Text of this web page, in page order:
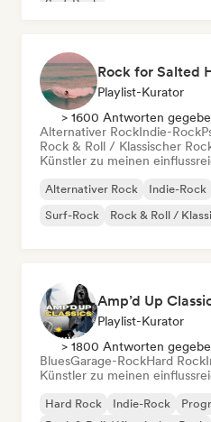
Surf-Rock
Rock for Salted
Playlist-Kurator
> 1600 Antworten
Alternativer RockIndie-Rock
Rock & Roll / Klassischer
Künstler zu meinen
Alternativer Rock Indie-Rock
Surf-Rock
Rock & Roll /
Amp’d Up
Playlist-Kurator
> 1800 Antworten
BluesGarage-RockHard Rock
Künstler zu meinen
Hard Rock Indie-Rock